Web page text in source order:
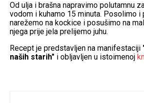
Od ulja i brašna napravimo polutamnu
vodom i kuhamo 15 minuta. Posolimo i
narežemo na kockice i posušimo na
njega prije jela prelijemo juhu.
Recept je predstavljen na manifestaciji
naših starih" i obljavljen u istoimenoj